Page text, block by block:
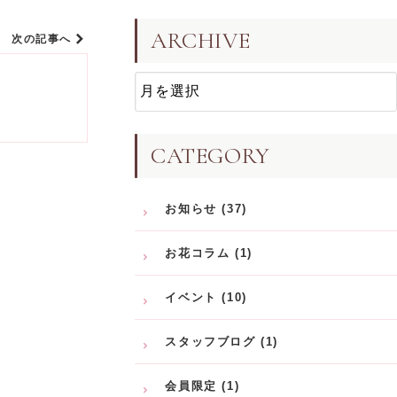
次の記事へ ARCHIVE
CATEGORY
お知らせ (37)
お花コラム (1)
イベント (10)
スタッフブログ (1)
会員限定 (1)